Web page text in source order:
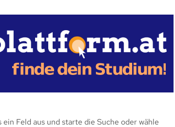
Feld aus und starte die Suche oder wähle